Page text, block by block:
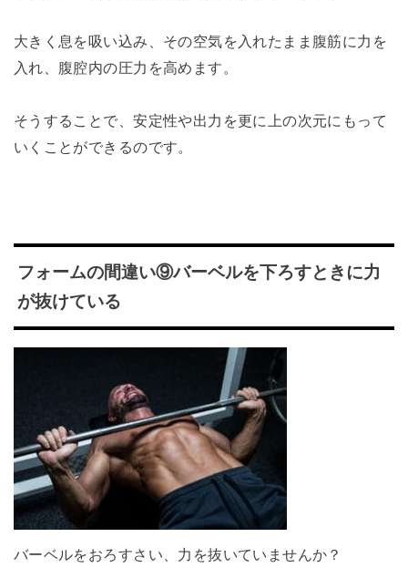
大きく息を吸い込み、その空気を入れたまま腹筋に力を
入れ、腹腔内の圧力を高めます。
そうすることで、安定性や出力を更に上の次元にもって
いくことができるのです。
フォームの間違い⑨バーベルを下ろすときに力
が抜けている
バーベルをおろすさい、力を抜いていませんか？